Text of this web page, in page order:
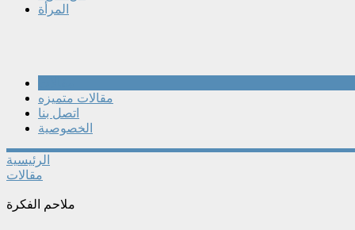
المرأة
مقالات متميزه
اتصل بنا
الخصوصية
الرئيسية
مقالات
ملاحم الفكرة